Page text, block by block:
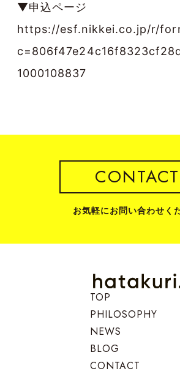
▼申込ページ
https://esf.nikkei.co.jp/r/
1000108837
CONTACT
お気軽にお問い合わせく
TOP
PHILOSOPHY
NEWS
BLOG
CONTACT